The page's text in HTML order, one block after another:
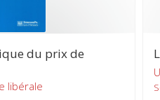
du prix de
libérale